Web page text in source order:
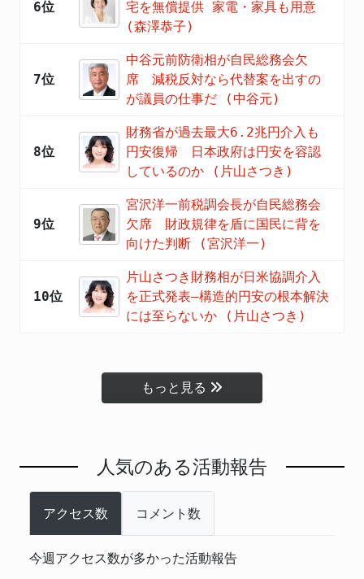
6位
宅を無償提供 家電・家具も用意
(森澤恭子)
7位
中谷元前防衛相が自民総務会欠
席 減税反対なら代替案を出すの
が議員の仕事だ (中谷元)
8位
財務省が過去最大6.2兆円介入も
円安復帰 日本政府は円安を容認
しているのか (片山さつき)
9位
宮沢洋一前税調会長が自民総務会
欠席 財政規律を盾に国民に背を
向けた判断 (宮沢洋一)
10位
片山さつき財務相が日米協調介入
を正式発表―構造的円安の根本解決
には至らないか (片山さつき)
もっと見る
人気のある活動報告
アクセス数 コメント数
今週アクセス数が多かった活動報告